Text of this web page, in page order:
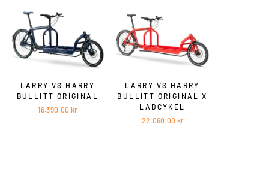
LARRY VS HARRY
BULLITT ORIGINAL
16.390,00 kr
LARRY VS HARRY
BULLITT ORIGINAL X
LADCYKEL
22.060,00 kr